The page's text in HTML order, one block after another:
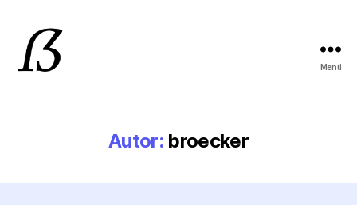
Menü
Autor: broecker